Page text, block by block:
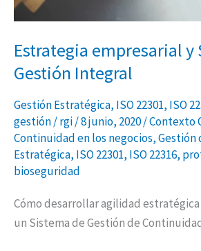
Estrategia empresarial y
Gestión Integral
Gestión Estratégica, ISO 22301, ISO
gestión/rgi/8 junio, 2020/Contexto
Continuidad en los negocios,Gestión
Estratégica, ISO 22301, ISO 22316,
bioseguridad
Cómo desarrollar agilidad
un Sistema de Gestión de